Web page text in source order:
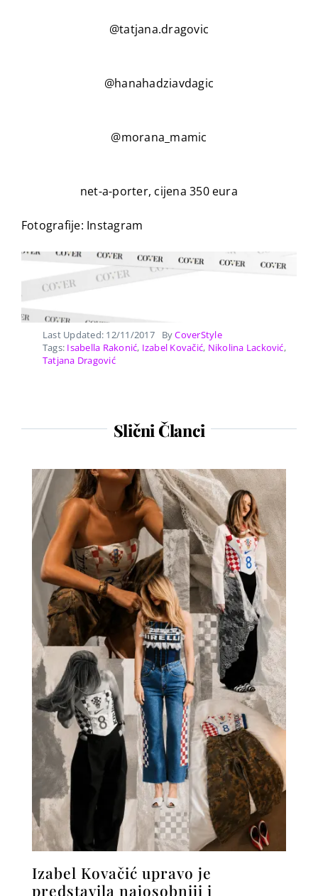
@tatjana.dragovic
@hanahadziavdagic
@morana_mamic
net-a-porter, cijena 350 eura
Fotografije: Instagram
Last Updated: 12/11/2017 ByCoverStyle
Tags: Isabella Rakonić, Izabel Kovačić, Nikolina Lacković,
Tatjana Dragović
Slični Članci
Izabel Kovačić upravo je
predstavila najosobniji i